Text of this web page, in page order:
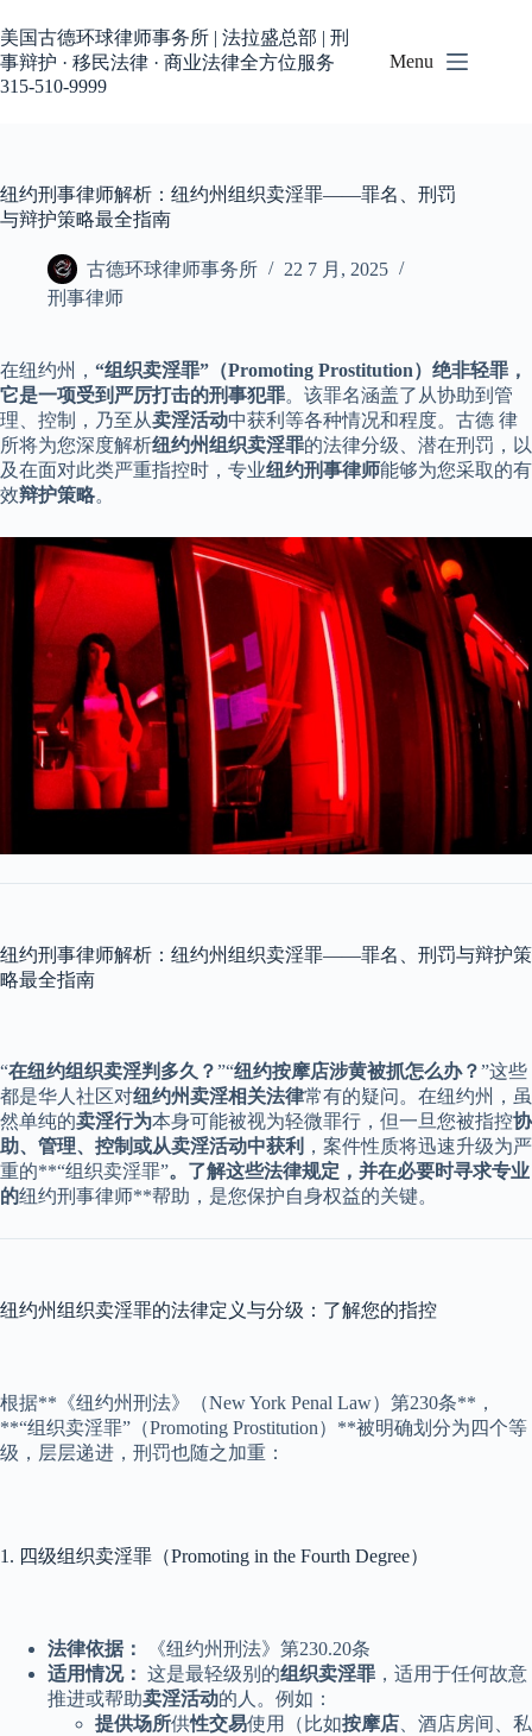
过
内
容
美国古德环球律师事务所 | 法拉盛总部 | 刑
事辩护 · 移民法律 · 商业法律全方位服务
315-510-9999
Menu
纽约刑事律师解析：纽约州组织卖淫罪——罪名、刑罚
与辩护策略最全指南
古德环球律师事务所
22 7 月, 2025
刑事律师
在纽约州， “组织卖淫罪”（Promoting Prostitution）绝非轻罪，
它是一项受到严厉打击的刑事犯罪。该罪名涵盖了从协助到管
理、控制，乃至从卖淫活动中获利等各种情况和程度。古德 律
所将为您深度解析纽约州组织卖淫罪的法律分级、潜在刑罚，以
及在面对此类严重指控时，专业纽约刑事律师能够为您采取的有
效辩护策略。
纽约刑事律师解析：纽约州组织卖淫罪——罪名、刑罚与辩护策
略最全指南
“在纽约组织卖淫判多久？”“纽约按摩店涉黄被抓怎么办？”这些
都是华人社区对纽约州卖淫相关法律常有的疑问。在纽约州，虽
然单纯的卖淫行为本身可能被视为轻微罪行，但一旦您被指控协
助、管理、控制或从卖淫活动中获利 ，案件性质将迅速升级为严
重的**“组织卖淫罪”。了解这些法律规定，并在必要时寻求专业
的纽约刑事律师**帮助，是您保护自身权益的关键。
纽约州组织卖淫罪的法律定义与分级：了解您的指控
根据**《纽约州刑法》（New York Penal Law）第230条**，
**“组织卖淫罪”（Promoting Prostitution）**被明确划分为四个等
级，层层递进，刑罚也随之加重：
1. 四级组织卖淫罪（Promoting in the Fourth Degree）
法律依据：
《纽约州刑法》第230.20条
适用情况： 这是最轻级别的组织卖淫罪 ，适用于任何故意
推进或帮助卖淫活动的人。例如：
提供场所供性交易使用（比如按摩店 、酒店房间、私